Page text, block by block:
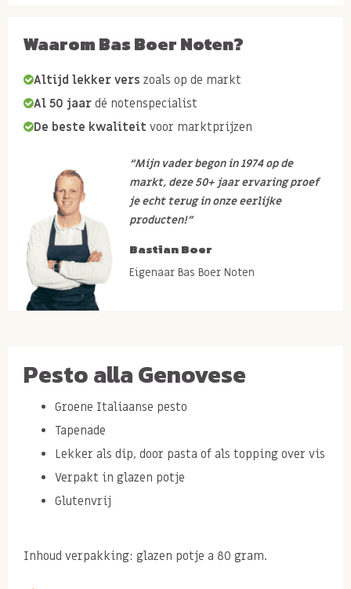
Waarom Bas Boer Noten?
Altijd lekker vers zoals op de markt
Al 50 jaar dé notenspecialist
De beste kwaliteit voor marktprijzen
“Mijn vader begon in 1974 op de
markt, deze 50+ jaar ervaring proef
je echt terug in onze eerlijke
producten!”
Bastian Boer
Eigenaar Bas Boer Noten
Pesto alla Genovese
Groene Italiaanse pesto
Tapenade
Lekker als dip, door pasta of als topping over vis
Verpakt in glazen potje
Glutenvrij
Inhoud verpakking: glazen potje a 80 gram.